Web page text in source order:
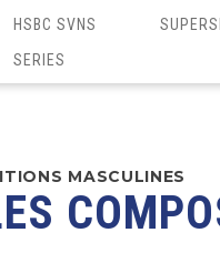
HSBC SVNS
SERIES
MASCULINES